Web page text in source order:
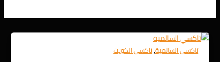
تاكسي السالمية,تاكسي الكويت